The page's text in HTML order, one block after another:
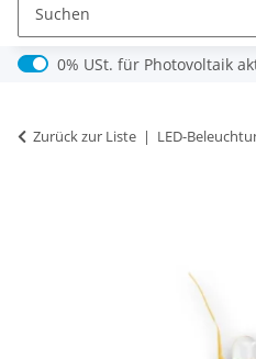
0% USt. für Photovoltaik (§
0% USt. für Photovoltaik
Zurück zur Liste LED-